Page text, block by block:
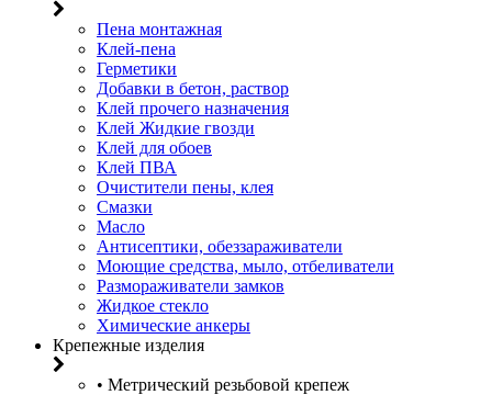
Пена монтажная
Клей-пена
Герметики
Добавки в бетон, раствор
Клей прочего назначения
Клей Жидкие гвозди
Клей для обоев
Клей ПВА
Очистители пены, клея
Смазки
Масло
Антисептики, обеззараживатели
Моющие средства, мыло, отбеливатели
Размораживатели замков
Жидкое стекло
Химические анкеры
Крепежные изделия
• Метрический резьбовой крепеж